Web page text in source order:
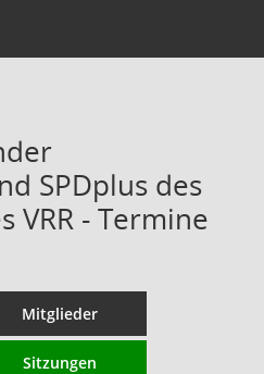
SPDplus des
VRR - Termine
Mitglieder
Sitzungen